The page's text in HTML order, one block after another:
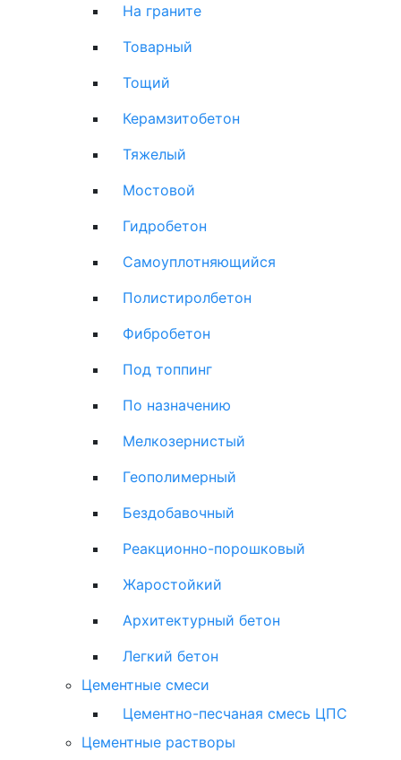
На граните
Товарный
Тощий
Керамзитобетон
Тяжелый
Мостовой
Гидробетон
Самоуплотняющийся
Полистиролбетон
Фибробетон
Под топпинг
По назначению
Мелкозернистый
Геополимерный
Бездобавочный
Реакционно-порошковый
Жаростойкий
Архитектурный бетон
Легкий бетон
Цементные смеси
Цементно-песчаная смесь ЦПС
Цементные растворы